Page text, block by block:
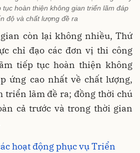
tục hoàn thiện không gian triển lãm đáp
độ và chất lượng đề ra
còn lại không nhiều, Thứ
chỉ đạo các đơn vị thi công
tiếp tục hoàn thiện không
ứng cao nhất về chất lượng,
triển lãm đề ra; đồng thời chú
cả trước và trong thời gian
hoạt động phục vụ Triển